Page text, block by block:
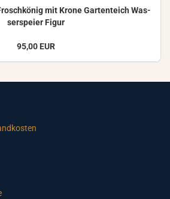
mit Krone Gar­ten­teich Was­
ser­spei­er Figur
95,00 EUR